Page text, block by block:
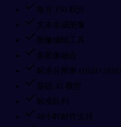
每月 150 积分
文本生成图像
图像编辑工具
多图像融合
标准分辨率 (1024×1024)
基础 AI 模型
标准队列
48小时邮件支持